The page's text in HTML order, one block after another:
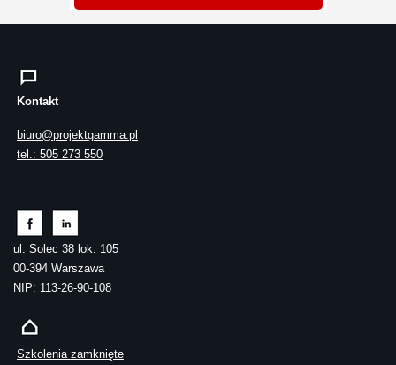
Kontakt
biuro@projektgamma.pl
tel.: 505 273 550
ul. Solec 38 lok. 105
00-394 Warszawa
NIP: 113-26-90-108
Szkolenia zamknięte